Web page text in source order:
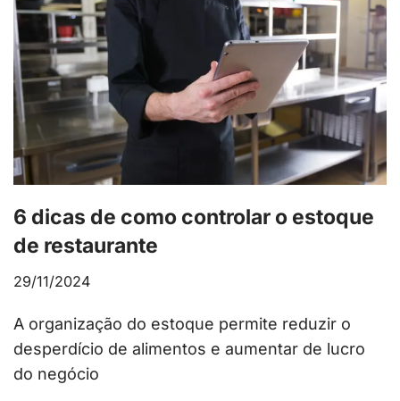
6 dicas de como controlar o estoque
de restaurante
29/11/2024
A organização do estoque permite reduzir o
desperdício de alimentos e aumentar de lucro
do negócio